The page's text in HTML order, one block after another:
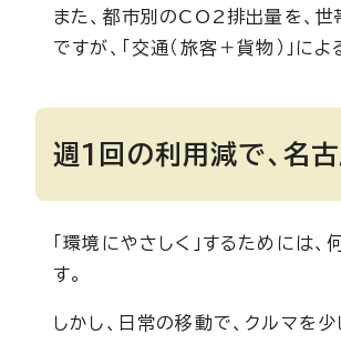
また、都市別のCO2排出量を、世
ですが、「交通（旅客＋貨物）」
週1回の利用減で、名
「環境にやさしく」するためには
す。
しかし、日常の移動で、クルマを